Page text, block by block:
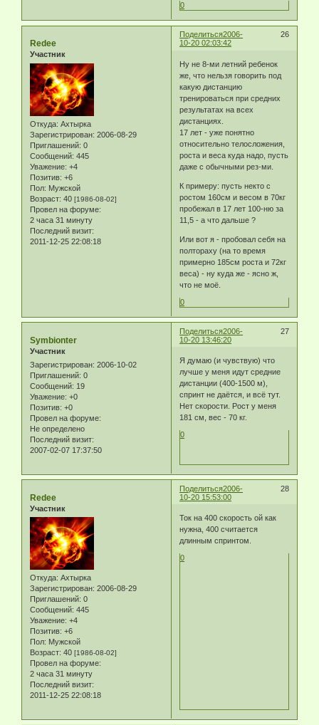
0
Поделиться 26
2006-
10-20 02:03:42
Redee
Участник
Откуда: Ахтырка
Зарегистрирован: 2006-08-29
Приглашений: 0
Сообщений: 445
Уважение: +4
Позитив: +6
Пол: Мужской
Возраст: 40 [1986-08-02]
Провел на форуме:
2 часа 31 минуту
Последний визит:
2011-12-25 22:08:18
Ну не 8-ми летний ребенок
же, что нельзя говорить под
какую дистанцию
тренироваться при средних
результатах на всех
дистанциях.
17 лет - уже понятно
относительно телосложения,
роста и веса куда надо, пусть
даже с обычными рез-ми.
К примеру: пусть некто с
ростом 160см и весом в 70кг
пробежал в 17 лет 100-ню за
11,5 - а что дальше ?
Или вот я - пробовал себя на
полтораху (на то время
примерно 185см роста и 72кг
веса) - ну куда же - ясно ж,
что не моё.
0
Поделиться 27
2006-
10-20 13:46:20
Symbionter
Участник
Зарегистрирован: 2006-10-02
Приглашений: 0
Сообщений: 19
Уважение: +0
Позитив: +0
Провел на форуме:
Не определено
Последний визит:
2007-02-07 17:37:50
Я думаю (и чувствую) что
лучше у меня идут средние
дистанции (400-1500 м),
спринт не даётся, и всё тут.
Нет скорости. Рост у меня
181 см, вес - 70 кг.
0
Поделиться 28
2006-
10-20 15:53:00
Redee
Участник
Откуда: Ахтырка
Зарегистрирован: 2006-08-29
Приглашений: 0
Сообщений: 445
Уважение: +4
Позитив: +6
Пол: Мужской
Возраст: 40 [1986-08-02]
Провел на форуме:
2 часа 31 минуту
Последний визит:
2011-12-25 22:08:18
Ток на 400 скорость ой как
нужна, 400 считается
длинным спринтом.
0